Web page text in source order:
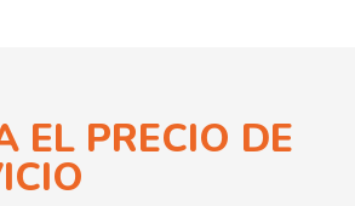
EL PRECIO DE